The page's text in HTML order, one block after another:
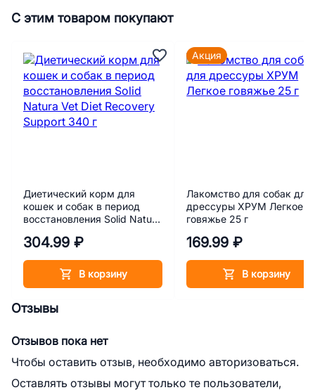
С этим товаром покупают
Диетический корм для
кошек и собак в период
восстановления Solid Natura
340 г
304.99 ₽
В корзину
Лакомство для собак для
дрессуры ХРУМ Легкое
говяжье 25 г
169.99 ₽
В корзину
Акция
Отзывы
Отзывов пока нет
Чтобы оставить отзыв, необходимо авторизоваться.
Оставлять отзывы могут только те пользователи,